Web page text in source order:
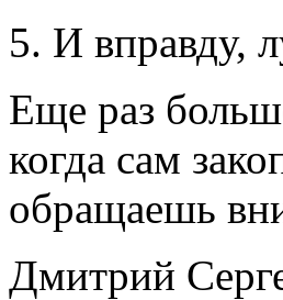
5. И вправду,
Еще раз
когда сам
обращаешь
Дмитрий